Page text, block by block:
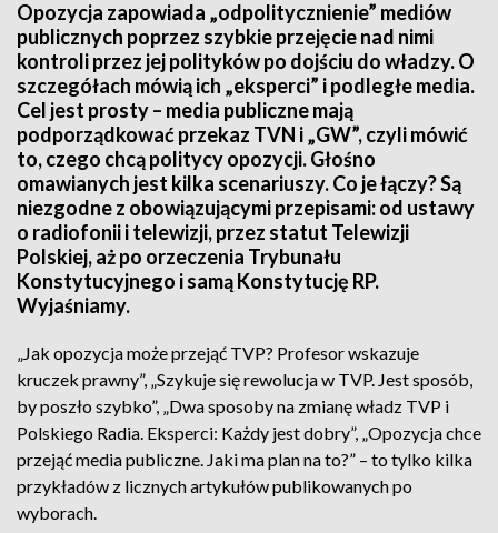
Opozycja zapowiada „odpolitycznienie” mediów
publicznych poprzez szybkie przejęcie nad nimi
kontroli przez jej polityków po dojściu do władzy. O
szczegółach mówią ich „eksperci” i podległe media.
Cel jest prosty – media publiczne mają
podporządkować przekaz TVN i „GW”, czyli mówić
to, czego chcą politycy opozycji. Głośno
omawianych jest kilka scenariuszy. Co je łączy? Są
niezgodne z obowiązującymi przepisami: od ustawy
o radiofonii i telewizji, przez statut Telewizji
Polskiej, aż po orzeczenia Trybunału
Konstytucyjnego i samą Konstytucję RP.
Wyjaśniamy.
„Jak opozycja może przejąć TVP? Profesor wskazuje
kruczek prawny”, „Szykuje się rewolucja w TVP. Jest sposób,
by poszło szybko”, „Dwa sposoby na zmianę władz TVP i
Polskiego Radia. Eksperci: Każdy jest dobry”, „Opozycja chce
przejąć media publiczne. Jaki ma plan na to?” – to tylko kilka
przykładów z licznych artykułów publikowanych po
wyborach.